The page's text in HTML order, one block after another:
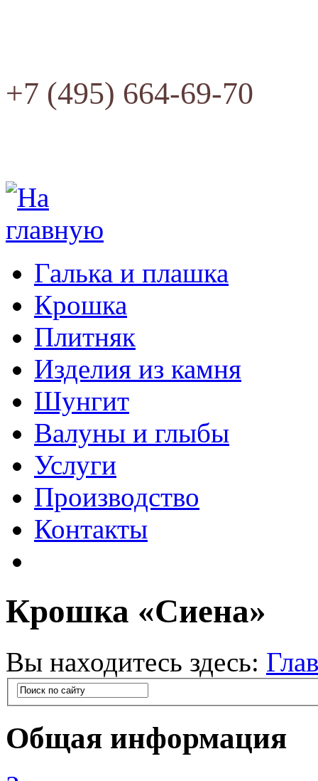
+7 (495) 664-69-70
Галька и плашка
Крошка
Плитняк
Изделия из камня
Шунгит
Валуны и глыбы
Услуги
Производство
Контакты
Крошка «Сиена»
Вы находитесь здесь:
Общая информация